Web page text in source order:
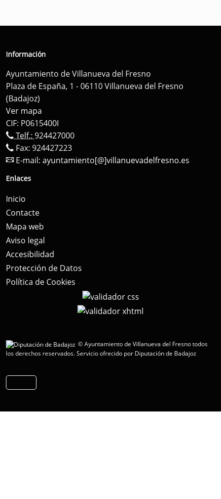
Información
Ayuntamiento de Villanueva del Fresno
Plaza de España, 1 - 06110 Villanueva del Fresno
(Badajoz)
Ver mapa
CIF: P0615400I
Telf.: 924427000
Fax: 924427223
E-mail: ayuntamiento[@]villanuevadelfresno.es
Enlaces
Inicio
Contacte
Mapa web
Aviso legal
Accesibilidad
Protección de Datos
Política de Cookies
© Ayuntamiento de Villanueva del Fresno todos
los derechos reservados.Servicio ofrecido por Diputación de Badajoz